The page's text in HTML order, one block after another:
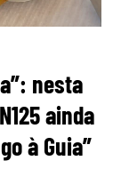
nesta
ainda
à Guia”